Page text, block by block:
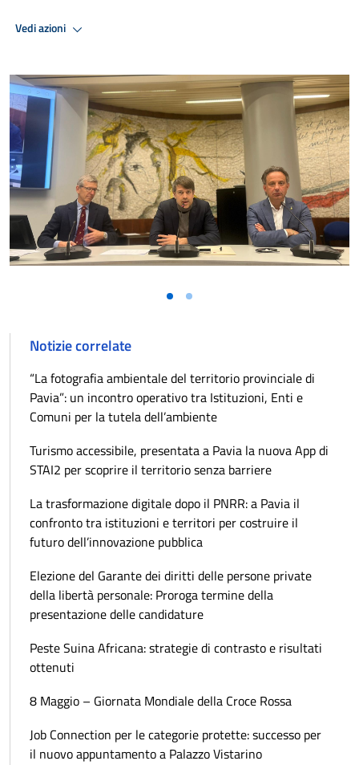
Vedi azioni
Notizie correlate
“La fotografia ambientale del territorio provinciale di
Pavia”: un incontro operativo tra Istituzioni, Enti e
Comuni per la tutela dell’ambiente
Turismo accessibile, presentata a Pavia la nuova App di
STAI2 per scoprire il territorio senza barriere
La trasformazione digitale dopo il PNRR: a Pavia il
confronto tra istituzioni e territori per costruire il
futuro dell’innovazione pubblica
Elezione del Garante dei diritti delle persone private
della libertà personale: Proroga termine della
presentazione delle candidature
Peste Suina Africana: strategie di contrasto e risultati
ottenuti
8 Maggio – Giornata Mondiale della Croce Rossa
Job Connection per le categorie protette: successo per
il nuovo appuntamento a Palazzo Vistarino